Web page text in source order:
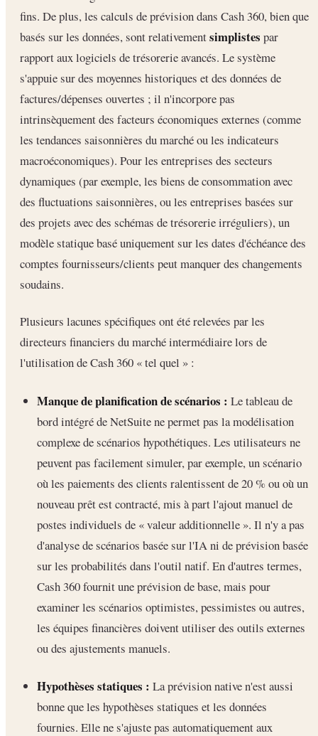
fins. De plus, les calculs de prévision dans Cash 360, bien que
basés sur les données, sont relativementsimplistes par
rapport aux logiciels de trésorerie avancés. Le système
s'appuie sur des moyennes historiques et des données de
factures/dépenses ouvertes ; il n'incorpore pas
intrinsèquement des facteurs économiques externes (comme
les tendances saisonnières du marché ou les indicateurs
macroéconomiques). Pour les entreprises des secteurs
dynamiques (par exemple, les biens de consommation avec
des fluctuations saisonnières, ou les entreprises basées sur
des projets avec des schémas de trésorerie irréguliers), un
modèle statique basé uniquement sur les dates d'échéance des
comptes fournisseurs/clients peut manquer des changements
soudains.
Plusieurs lacunes spécifiques ont été relevées par les
directeurs financiers du marché intermédiaire lors de
l'utilisation de Cash 360 « tel quel » :
Manque de planification de scénarios : Le tableau de
bord intégré de NetSuite ne permet pas la modélisation
complexe de scénarios hypothétiques. Les utilisateurs ne
peuvent pas facilement simuler, par exemple, un scénario
où les paiements des clients ralentissent de 20 % ou où un
nouveau prêt est contracté, mis à part l'ajout manuel de
postes individuels de « valeur additionnelle ». Il n'y a pas
d'analyse de scénarios basée sur l'IA ni de prévision basée
sur les probabilités dans l'outil natif. En d'autres termes,
Cash 360 fournit une prévision de base, mais pour
examiner les scénarios optimistes, pessimistes ou autres,
les équipes financières doivent utiliser des outils externes
ou des ajustements manuels.
Hypothèses statiques : La prévision native n'est aussi
bonne que les hypothèses statiques et les données
fournies. Elle ne s'ajuste pas automatiquement aux